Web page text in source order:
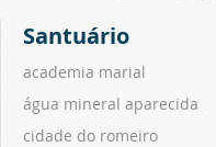
Santuário
academia marial
água mineral aparecida
cidade do romeiro